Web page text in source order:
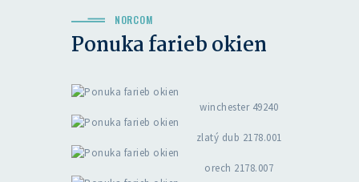
NORCOM
Ponuka farieb okien
winchester 49240
zlatý dub 2178.001
orech 2178.007